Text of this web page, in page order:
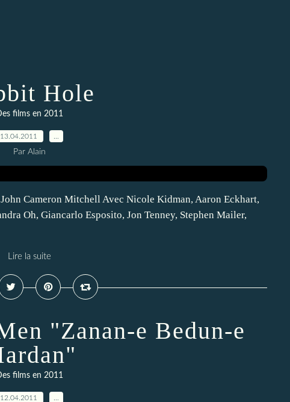
Hole
films en 2011
13.04.2011
Par Alain
Cameron Mitchell Avec Nicole Kidman, Aaron Eckhart,
Oh, Giancarlo Esposito, Jon Tenney, Stephen Mailer,
Lire la suite
"Zanan-e Bedun-e
films en 2011
12.04.2011